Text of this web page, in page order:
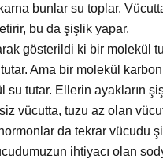
bunlar su toplar.
bu da şişlik yapar.
gösterildi ki bir molekül
Ama bir molekül
su tutar. Ellerin ayakların
vücutta, tuzu az olan
da tekrar vücudu
ihtiyacı olan